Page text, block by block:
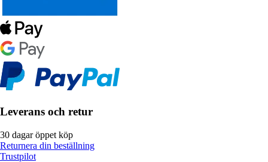
Leverans och retur
30 dagar öppet köp
Returnera din beställning
Trustpilot